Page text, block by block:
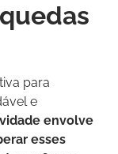
para
e
envolve
esses